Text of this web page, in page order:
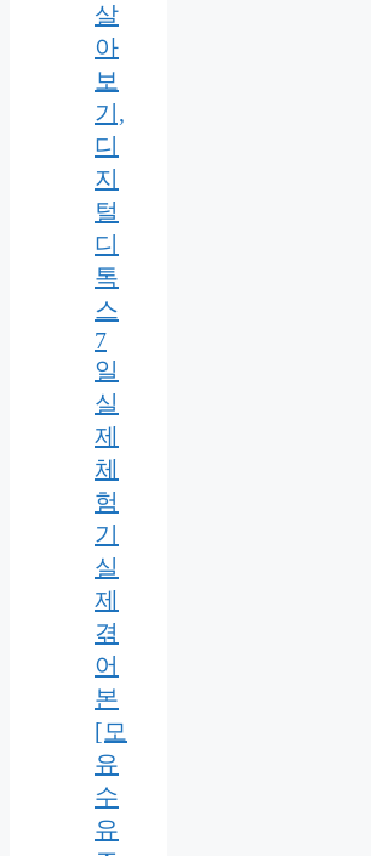
살
아
보
기,
디
지
털
디
톡
스
7
일
실
제
체
험
기
실
제
겪
어
본
[모
유
수
유